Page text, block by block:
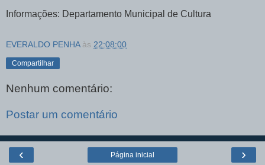
Informações: Departamento Municipal de Cultura
EVERALDO PENHA às 22:08:00
Compartilhar
Nenhum comentário:
Postar um comentário
‹ ›
Página inicial